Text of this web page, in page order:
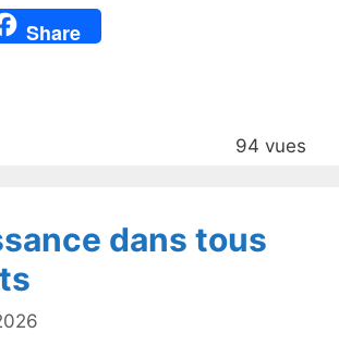
Share
94 vues
dans tous